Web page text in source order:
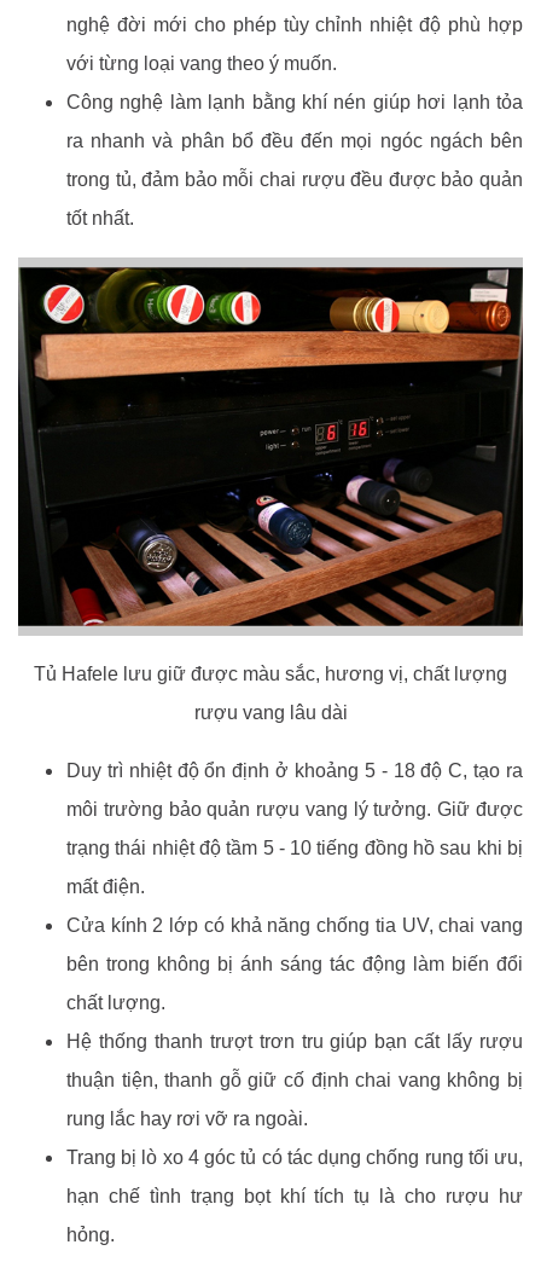
nghệ đời mới cho phép tùy chỉnh nhiệt độ phù hợp
với từng loại vang theo ý muốn.
Công nghệ làm lạnh bằng khí nén giúp hơi lạnh tỏa
ra nhanh và phân bổ đều đến mọi ngóc ngách bên
trong tủ, đảm bảo mỗi chai rượu đều được bảo quản
tốt nhất.
Tủ Hafele lưu giữ được màu sắc, hương vị, chất lượng
rượu vang lâu dài
Duy trì nhiệt độ ổn định ở khoảng 5 - 18 độ C, tạo ra
môi trường bảo quản rượu vang lý tưởng. Giữ được
trạng thái nhiệt độ tầm 5 - 10 tiếng đồng hồ sau khi bị
mất điện.
Cửa kính 2 lớp có khả năng chống tia UV, chai vang
bên trong không bị ánh sáng tác động làm biến đổi
chất lượng.
Hệ thống thanh trượt trơn tru giúp bạn cất lấy rượu
thuận tiện, thanh gỗ giữ cố định chai vang không bị
rung lắc hay rơi vỡ ra ngoài.
Trang bị lò xo 4 góc tủ có tác dụng chống rung tối ưu,
hạn chế tình trạng bọt khí tích tụ là cho rượu hư
hỏng.